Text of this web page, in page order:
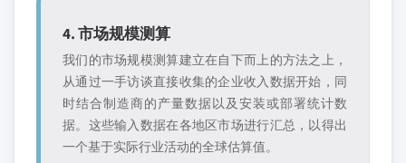
4. 市场规模测算
我们的市场规模测算建立在自下而上的方法之上，
从通过一手访谈直接收集的企业收入数据开始，同
时结合制造商的产量数据以及安装或部署统计数
据。这些输入数据在各地区市场进行汇总，以得出
一个基于实际行业活动的全球估算值。